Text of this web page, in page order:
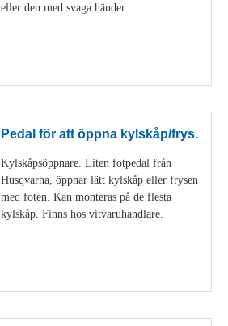
eller den med svaga händer
Pedal för att öppna kylskåp/frys.
Kylskåpsöppnare. Liten fotpedal från
Husqvarna, öppnar lätt kylskåp eller frysen
med foten. Kan monteras på de flesta
kylskåp. Finns hos vitvaruhandlare.